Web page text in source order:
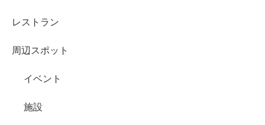
レストラン
周辺スポット
イベント
施設